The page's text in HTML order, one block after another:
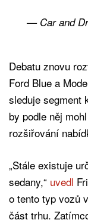
— Car and
Debatu znovu
Ford Blue a
sleduje segment
by podle něj
rozšiřování
„Stále existuje
sedany,“ uvedl
o tento typ vozů
část trhu.